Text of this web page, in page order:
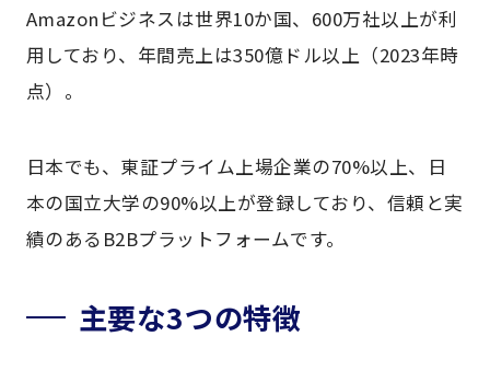
Amazonビジネスは世界10か国、600万社以上が利
用しており、年間売上は350億ドル以上（2023年時
点）。
日本でも、東証プライム上場企業の70%以上、日
本の国立大学の90%以上が登録しており、信頼と実
績のあるB2Bプラットフォームです。
主要な3つの特徴